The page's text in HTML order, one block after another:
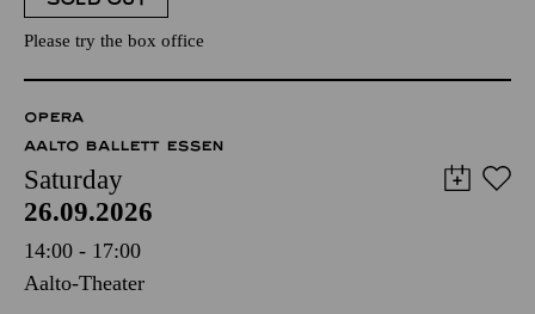
Please try the box office
OPERA
AALTO BALLETT ESSEN
Saturday
26.09.2026
14:00 - 17:00
Aalto-Theater